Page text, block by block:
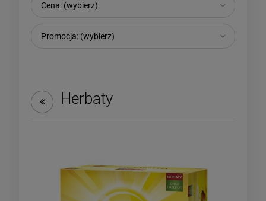
Cena: (wybierz)
Promocja: (wybierz)
Herbaty